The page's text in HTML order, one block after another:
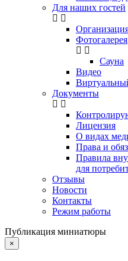
Для наших гостей
Фотогалерея
Сауна
Видео
Документы
Лицензия
О видах
Права и
Правила
для
Отзывы
Новости
Контакты
Режим работы
Публикация миниатюры
×